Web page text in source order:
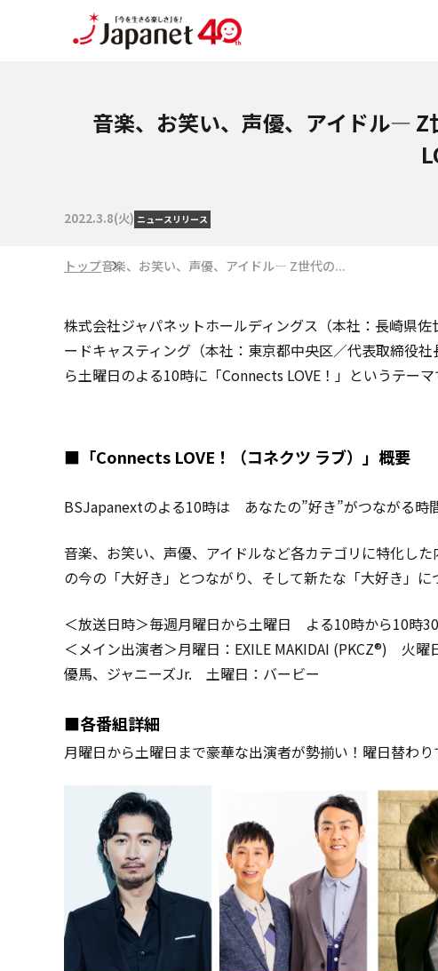
音楽、お笑い、声優、アイドル―
2022.3.8(火) ニュースリリース
トップ音楽、お笑い、声優、アイドル― Z世代の...
株式会社ジャパネットホールディングス（本社：長崎県
ードキャスティング（本社：東京都中央区／代表取締役
ら土曜日のよる10時に「Connects LOVE！」というテー
■「Connects LOVE！（コネクツ ラブ）」概要
BSJapanextのよる10時は あなたの”好き”がつながる時
音楽、お笑い、声優、アイドルなど各カテゴリに特化し
の今の「大好き」とつながり、そして新たな「大好き」に
＜放送日時＞毎週月曜日から土曜日 よる10時から10時
＜メイン出演者＞月曜日：EXILE MAKIDAI (PKCZ®)
優馬、ジャニーズJr. 土曜日：バービー
■各番組詳細
月曜日から土曜日まで豪華な出演者が勢揃い！曜日替わり